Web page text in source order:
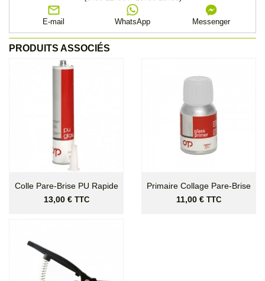
E-mail WhatsApp Messenger
PRODUITS ASSOCIÉS
Colle Pare-Brise PU Rapide
Prix
13,00 € TTC
Primaire Collage Pare-Brise
Prix
11,00 € TTC